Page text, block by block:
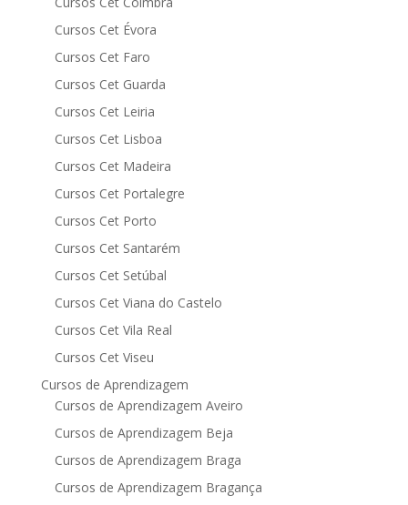
Cursos Cet Évora
Cursos Cet Faro
Cursos Cet Guarda
Cursos Cet Leiria
Cursos Cet Lisboa
Cursos Cet Madeira
Cursos Cet Portalegre
Cursos Cet Porto
Cursos Cet Santarém
Cursos Cet Setúbal
Cursos Cet Viana do Castelo
Cursos Cet Vila Real
Cursos Cet Viseu
Cursos de Aprendizagem
Cursos de Aprendizagem Aveiro
Cursos de Aprendizagem Beja
Cursos de Aprendizagem Braga
Cursos de Aprendizagem Bragança